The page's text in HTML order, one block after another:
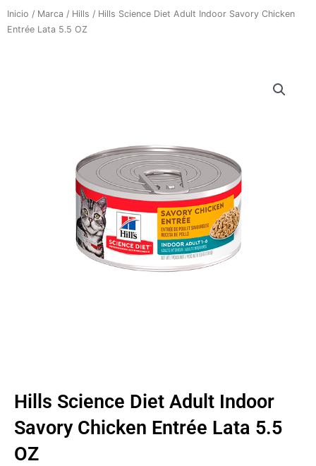
Inicio / Marca / Hills / Hills Science Diet Adult Indoor Savory Chicken
Entrée Lata 5.5 OZ
Hills Science Diet Adult Indoor
Savory Chicken Entrée Lata 5.5
OZ